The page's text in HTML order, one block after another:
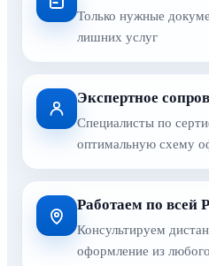
Только нужные
лишних услуг
Экспертное
Специалисты по
оптимальную схему
Работаем по всей
Консультируем
оформление из